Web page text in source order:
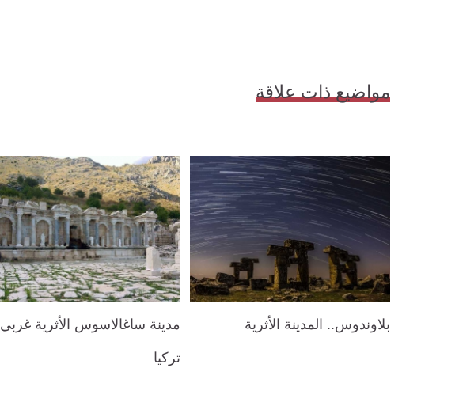
مواضيع ذات علاقة
بلاوندوس.. المدينة الأثرية مدينة ساغالاسوس الأثرية غربي
تركيا